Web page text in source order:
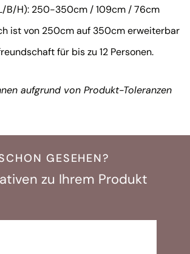
B/H): 250-350cm / 109cm / 76cm
ist von 250cm auf 350cm erweiterbar
für bis zu 12 Personen.
aufgrund von Produkt-Toleranzen
GESEHEN?
zu Ihrem Produkt